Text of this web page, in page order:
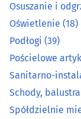
Meble -
Meble - sklepy
Meble biurowe
Meble dziecięce
Osuszanie i
Oświetlenie (18)
Podłogi (39)
Pościelowe
Sanitarno-
Schody,
Spółdzielnie